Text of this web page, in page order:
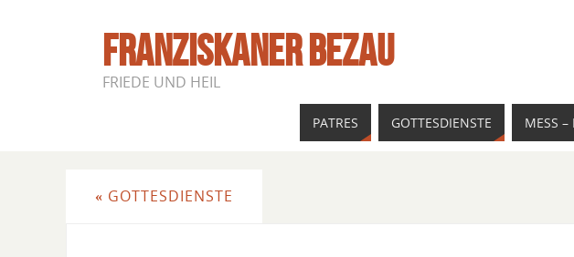
FRANZISKANER BEZAU
FRIEDE UND HEIL
PATRES GOTTESDIENSTE MESS
« GOTTESDIENSTE